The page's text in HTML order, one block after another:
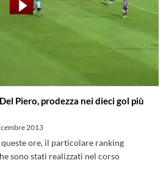
Piero, prodezza nei dieci gol più
2013
ore, il particolare ranking
sono stati realizzati nel corso